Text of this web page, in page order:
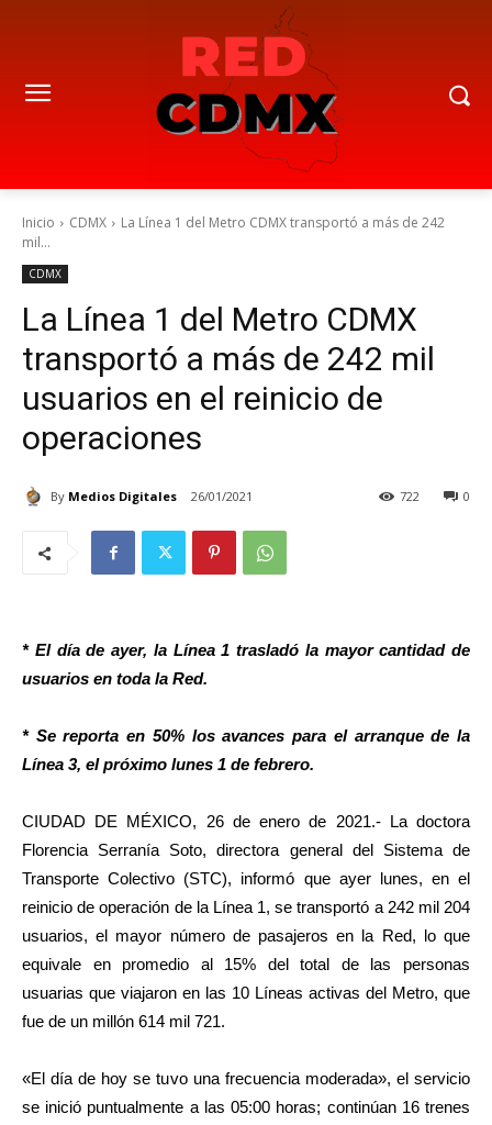
Inicio CDMX
La Línea 1 del Metro CDMX transportó a más de 242
mil...
CDMX
La Línea 1 del Metro CDMX
transportó a más de 242 mil
usuarios en el reinicio de
operaciones
By Medios Digitales 26/01/2021 0
722
* El día de ayer, la Línea 1 trasladó la mayor cantidad de
usuarios en toda la Red.
* Se reporta en 50% los avances para el arranque de la
Línea 3, el próximo lunes 1 de febrero.
CIUDAD DE MÉXICO, 26 de enero de 2021.- La doctora
Florencia Serranía Soto, directora general del Sistema de
Transporte Colectivo (STC), informó que ayer lunes, en el
reinicio de operación de la Línea 1, se transportó a 242 mil 204
usuarios, el mayor número de pasajeros en la Red, lo que
equivale en promedio al 15% del total de las personas
usuarias que viajaron en las 10 Líneas activas del Metro, que
fue de un millón 614 mil 721.
«El día de hoy se tuvo una frecuencia moderada», el servicio
se inició puntualmente a las 05:00 horas; continúan 16 trenes